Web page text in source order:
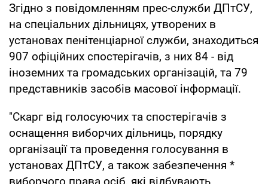
Згідно з повідомленням прес-служби ДПтСУ,
на спеціальних дільницях, утворених в
установах пенітенціарної служби, знаходиться
907 офіційних спостерігачів, з них 84 - від
іноземних та громадських організацій, та 79
представників засобів масової інформації.
"Скарг від голосуючих та спостерігачів з
оснащення виборчих дільниць, порядку
організації та проведення голосування в
установах ДПтСУ, а також забезпечення *
виборчого права осіб, які відбувають